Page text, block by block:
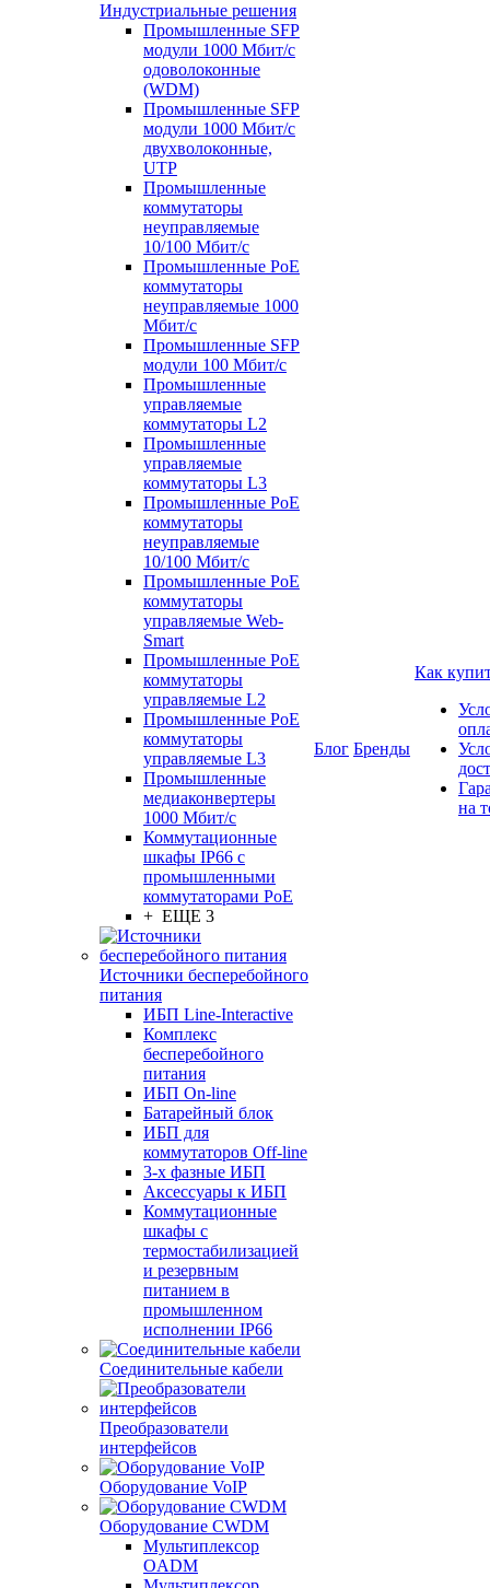
Индустриальные решения
Промышленные SFP
модули 1000 Мбит/c
одоволоконные
(WDM)
Промышленные SFP
модули 1000 Мбит/c
двухволоконные,
UTP
Промышленные
коммутаторы
неуправляемые
10/100 Мбит/с
Промышленные PoE
коммутаторы
неуправляемые 1000
Мбит/с
Промышленные SFP
модули 100 Мбит/c
Промышленные
управляемые
коммутаторы L2
Промышленные
управляемые
коммутаторы L3
Промышленные PoE
коммутаторы
неуправляемые
10/100 Мбит/с
Промышленные PoE
коммутаторы
управляемые Web-
Smart
Промышленные PoE
коммутаторы
управляемые L2
Промышленные PoE
коммутаторы
управляемые L3
Промышленные
медиаконвертеры
1000 Мбит/с
Коммутационные
шкафы IP66 c
промышленными
коммутаторами PoE
+ ЕЩЕ 3
Источники бесперебойного
питания
ИБП Line-Interactive
Комплекс
бесперебойного
питания
ИБП On-line
Батарейный блок
ИБП для
коммутаторов Off-line
3-х фазные ИБП
Аксессуары к ИБП
Коммутационные
шкафы с
термостабилизацией
и резервным
питанием в
промышленном
исполнении IP66
Соединительные кабели
Преобразователи
интерфейсов
Оборудование VoIP
Оборудование CWDM
Мультиплекcор
OADM
Блог Бренды
Как
на